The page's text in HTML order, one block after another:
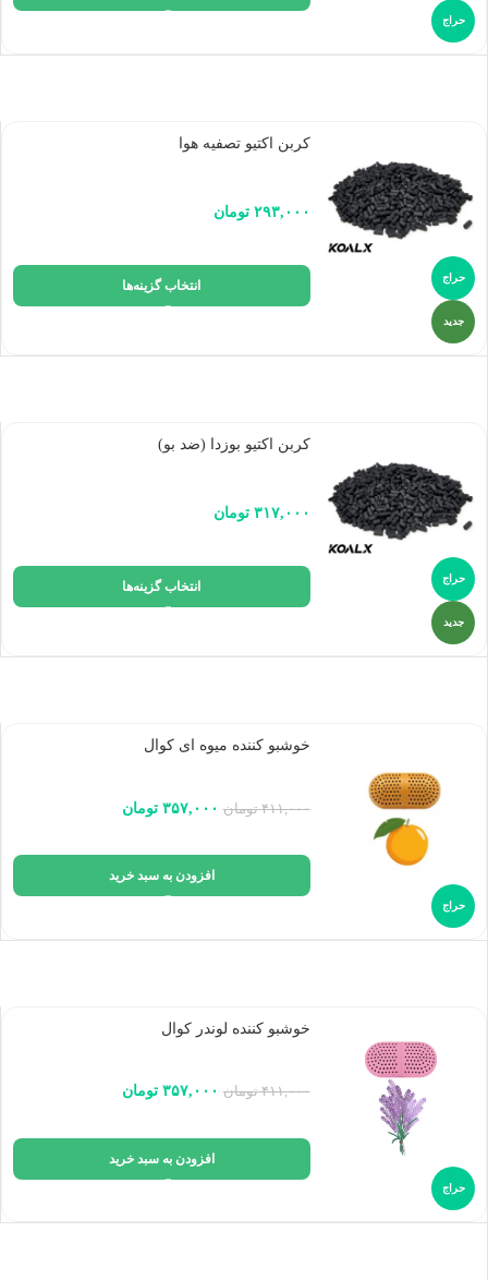
حراج
حراج
جدید
کربن اکتیو تصفیه هوا
۲۹۳,۰۰۰ تومان
انتخاب گزینه‌ها
حراج
جدید
کربن اکتیو بوزدا (ضد بو)
۳۱۷,۰۰۰ تومان
انتخاب گزینه‌ها
حراج
خوشبو کننده میوه ای کوال
۴۱۱,۰۰۰ تومان ۳۵۷,۰۰۰ تومان
افزودن به سبد خرید
حراج
خوشبو کننده لوندر کوال
۴۱۱,۰۰۰ تومان ۳۵۷,۰۰۰ تومان
افزودن به سبد خرید